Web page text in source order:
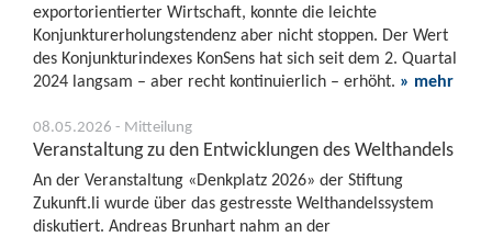
exportorientierter Wirtschaft, konnte die leichte
Konjunkturerholungstendenz aber nicht stoppen. Der Wert
des Konjunkturindexes KonSens hat sich seit dem 2. Quartal
2024 langsam – aber recht kontinuierlich – erhöht. » mehr
08.05.2026 - Mitteilung
Veranstaltung zu den Entwicklungen des Welthandels
An der Veranstaltung «Denkplatz 2026» der Stiftung
Zukunft.li wurde über das gestresste Welthandelssystem
diskutiert. Andreas Brunhart nahm an der